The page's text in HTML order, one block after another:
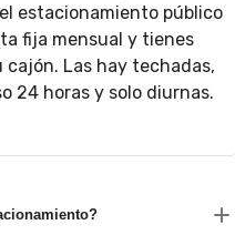
estacionamiento público
fija mensual y tienes
Las hay techadas,
24 horas y solo diurnas.